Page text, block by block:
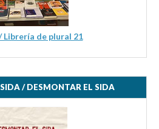
Librería de plural 21
/ DESMONTAR EL SIDA